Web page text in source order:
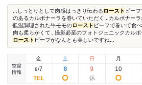
...しっとりとして肉感はっきり伝わる ロースト ビー
のあるカルボナーラを巻いていただく...カルボナー
低温調理された牛モモのロースト ビーフで巻いて食
肉も柔らかくて...撮影必至のフォトジェニックカル
ロースト ビーフがなんとも美しいですね...
空席
情報
金
8/7
土
8
日
9
月
10